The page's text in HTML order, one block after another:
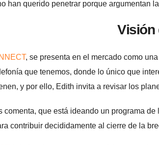
han querido penetrar porque argumentan
Visión
, se presenta en el mercado como
que tenemos, donde lo único que
y por ello, Edith invita a revisar los
comenta, que está ideando un programa
contribuir decididamente al cierre de la